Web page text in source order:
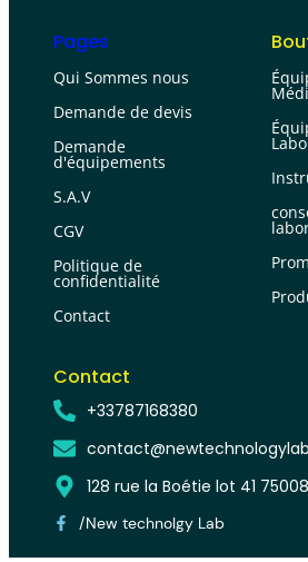
Pages
Qui Sommes nous
Demande de devis
Demande
d'équipements
S.A.V
CGV
Politique de
confidentialité
Contact
Contact
+33787168380
128 rue la Boétie lot 41
/New technolgy Lab